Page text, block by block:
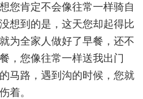
您肯定不会像往常一样骑自
想到的是，这天您却起得比
为全家人做好了早餐，还不
，您像往常一样送我出门
马路，遇到沟的时候，您就
着。